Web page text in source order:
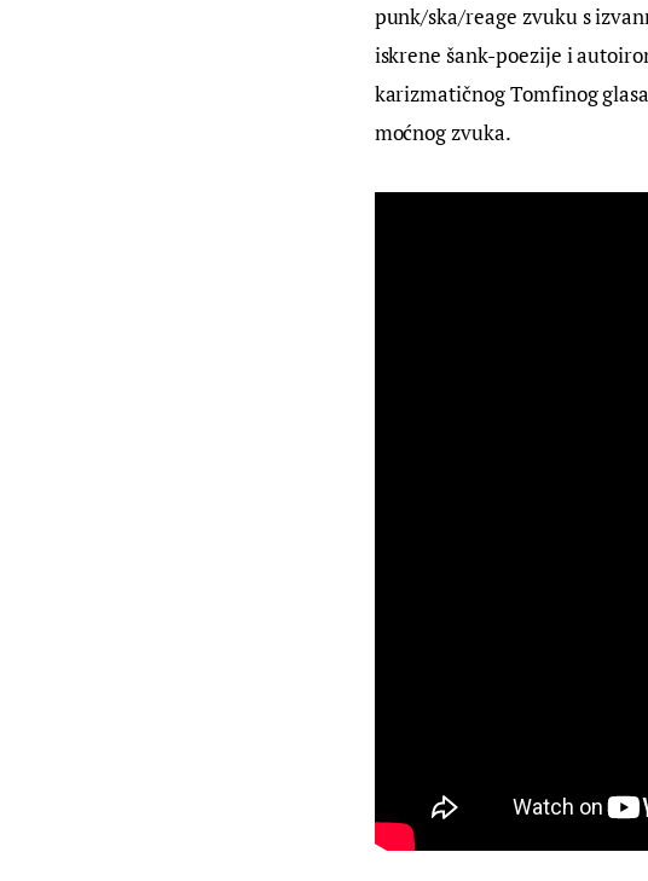
punk/ska/reage zvuku s
iskrene šank-poezije i
karizmatičnog Tomfinog
moćnog zvuka.